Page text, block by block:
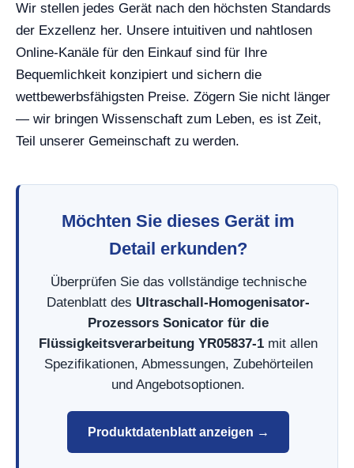
Wir stellen jedes Gerät nach den höchsten Standards
der Exzellenz her. Unsere intuitiven und nahtlosen
Online-Kanäle für den Einkauf sind für Ihre
Bequemlichkeit konzipiert und sichern die
wettbewerbsfähigsten Preise. Zögern Sie nicht länger
— wir bringen Wissenschaft zum Leben, es ist Zeit,
Teil unserer Gemeinschaft zu werden.
Möchten Sie dieses Gerät im
Detail erkunden?
Überprüfen Sie das vollständige technische
Datenblatt des Ultraschall-Homogenisator-
Prozessors Sonicator für die
Flüssigkeitsverarbeitung YR05837-1 mit allen
Spezifikationen, Abmessungen, Zubehörteilen
und Angebotsoptionen.
Produktdatenblatt anzeigen →